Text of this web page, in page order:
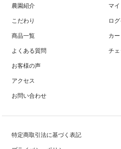
農園紹介
こだわり
商品一覧
よくある質問
お客様の声
アクセス
お問い合わせ
マ
ロ
カ
チ
特定商取引法に基づく表記